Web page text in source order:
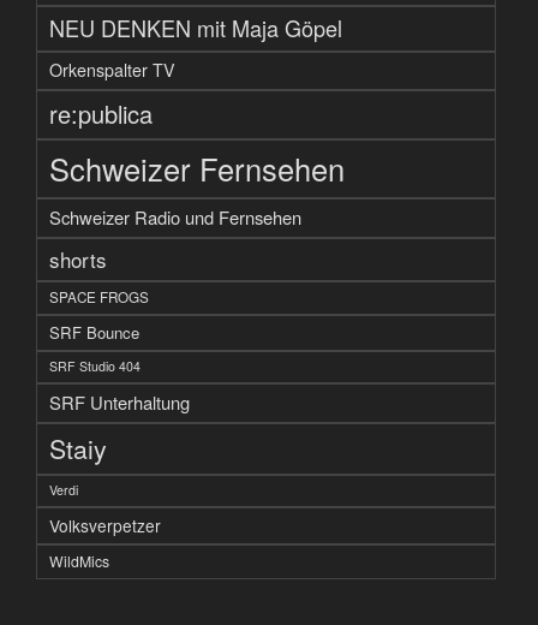
NEU DENKEN mit Maja Göpel
Orkenspalter TV
re:publica
Schweizer Fernsehen
Schweizer Radio und Fernsehen
shorts
SPACE FROGS
SRF Bounce
SRF Studio 404
SRF Unterhaltung
Staiy
Verdi
Volksverpetzer
WildMics